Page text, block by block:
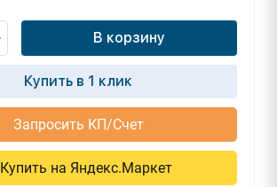
В корзину
Купить в 1 клик
Запросить КП/Счет
Купить на Яндекс.Маркет